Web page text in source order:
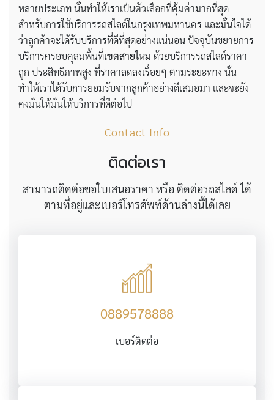
หลายประเภท นั่นทำให้เราเป็นตัวเลือกที่คุ้มค่ามากที่สุด
สำหรับการใช้บริการรถสไลด์ในกรุงเทพมหานคร และมั่นใจได้
ว่าลูกค้าจะได้รับบริการที่ดีที่สุดอย่างแน่นอน ปัจจุบันขยายการ
บริการครอบคุลมพื้นที่เขตสายไหม ด้วยบริการรถสไลด์ราคา
ถูก ประสิทธิภาพสูง ที่ราคาลดลงเรื่อยๆ ตามระยะทาง นั่น
ทำให้เราได้รับการยอมรับจากลูกค้าอย่างดีเสมอมา และจะยัง
คงมั่นให้มั่นให้บริการที่ดีต่อไป
Contact Info
ติดต่อเรา
สามารถติดต่อขอใบเสนอราคา หรือ ติดต่อรถสไลด์ ได้
ตามที่อยู่และเบอร์โทรศัพท์ด้านล่างนี้ได้เลย
0889578888
เบอร์ติดต่อ